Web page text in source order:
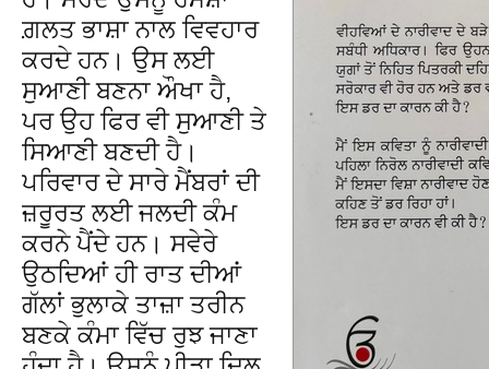
ਗ਼ਲਤ ਭਾਸ਼ਾ ਨਾਲ ਵਿਵਹਾਰ
ਕਰਦੇ ਹਨ। ਉਸ ਲਈ
ਸੁਆਣੀ ਬਣਨਾ ਔਖਾ ਹੈ,
ਪਰ ਉਹ ਫਿਰ ਵੀ ਸੁਆਣੀ ਤੇ
ਸਿਆਣੀ ਬਣਦੀ ਹੈ।
ਪਰਿਵਾਰ ਦੇ ਸਾਰੇ ਮੈਂਬਰਾਂ ਦੀ
ਜ਼ਰੂਰਤ ਲਈ ਜਲਦੀ ਕੰਮ
ਕਰਨੇ ਪੈਂਦੇ ਹਨ। ਸਵੇਰੇ
ਉਠਦਿਆਂ ਹੀ ਰਾਤ ਦੀਆਂ
ਗੱਲਾਂ ਭੁਲਾਕੇ ਤਾਜ਼ਾ ਤਰੀਨ
ਬਣਕੇ ਕੰਮਾ ਵਿੱਚ ਰੁਝ ਜਾਣਾ